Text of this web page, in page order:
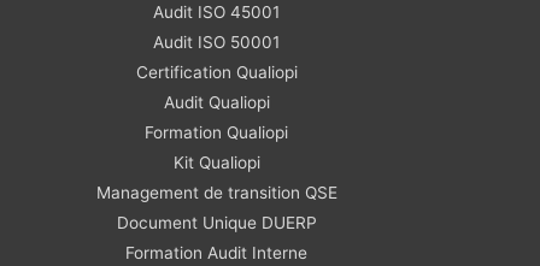
Audit ISO 45001
Audit ISO 50001
Certification Qualiopi
Audit Qualiopi
Formation Qualiopi
Kit Qualiopi
Management de transition QSE
Document Unique DUERP
Formation Audit Interne